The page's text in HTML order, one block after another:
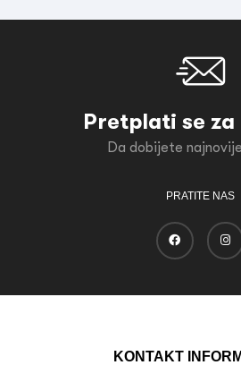
Pretplati se
Da dobijete
PRATITE NAS
KONTAKT